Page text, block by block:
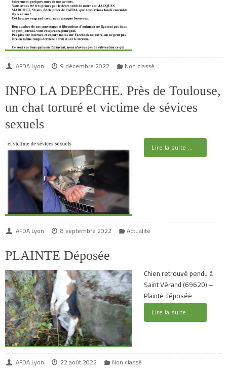
AFDA Lyon 9 décembre 2022 Non classé
INFO LA DEPÊCHE. Près de Toulouse,
un chat torturé et victime de sévices
sexuels
Lire la suite …
AFDA Lyon 8 septembre 2022 Actualité
PLAINTE Déposée
Chien retrouvé pendu à
Saint Vérand (69620) –
Plainte déposée
Lire la suite …
AFDA Lyon 22 août 2022 Non classé